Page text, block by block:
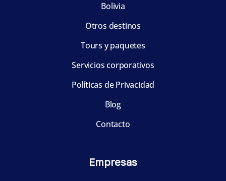
Bolivia
Otros destinos
Tours y paquetes
Servicios corporativos
Políticas de Privacidad
Blog
Contacto
Empresas